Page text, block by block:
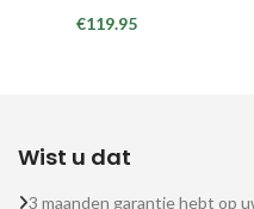
€119.95
Wist u dat
3 maanden garantie hebt op